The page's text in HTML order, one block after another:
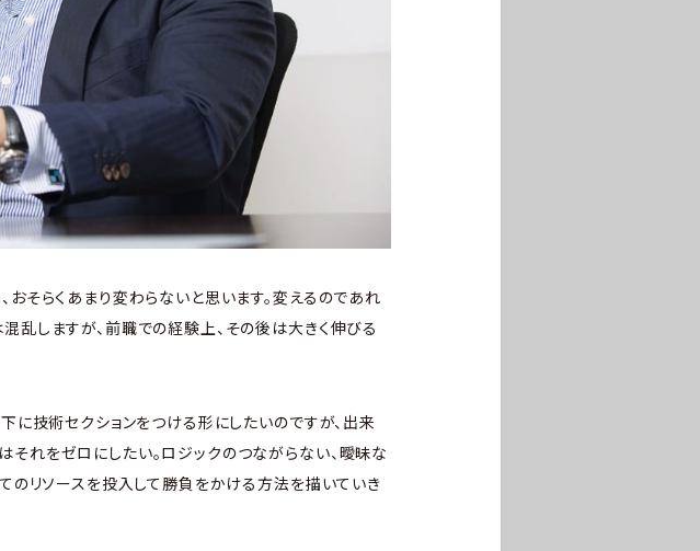
そらくあまり変わらないと思います。変えるのであれ
乱しますが、前職での経験上、その後は大きく伸びる
に技術セクションをつける形にしたいのですが、出来
れをゼロにしたい。ロジックのつながらない、曖昧な
のリソースを投入して勝負をかける方法を描いていき